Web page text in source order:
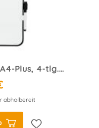
TimeTEX Whiteboard A4-Plus, 4-tlg., doppelseitig, mit Stift und 2 Magneten
abholbereit